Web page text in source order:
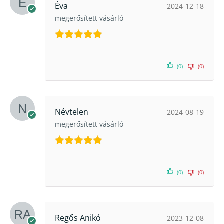
Éva
megerősített vásárló
2024-12-18
(0) (0)
Névtelen
megerősített vásárló
2024-08-19
(0) (0)
Regős Anikó 2023-12-08